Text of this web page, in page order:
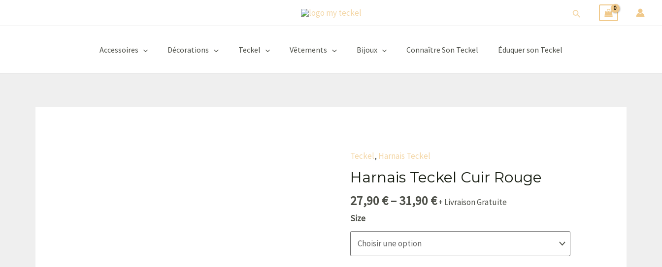
Rechercher
Accessoires Décorations Teckel Vêtements Bijoux Connaître Son Teckel Éduquer son Teckel
Teckel, Harnais Teckel
Harnais Teckel Cuir Rouge
27,90€–31,90€+ Livraison Gratuite
Size
quantité
de
Harnais
Teckel
Cuir